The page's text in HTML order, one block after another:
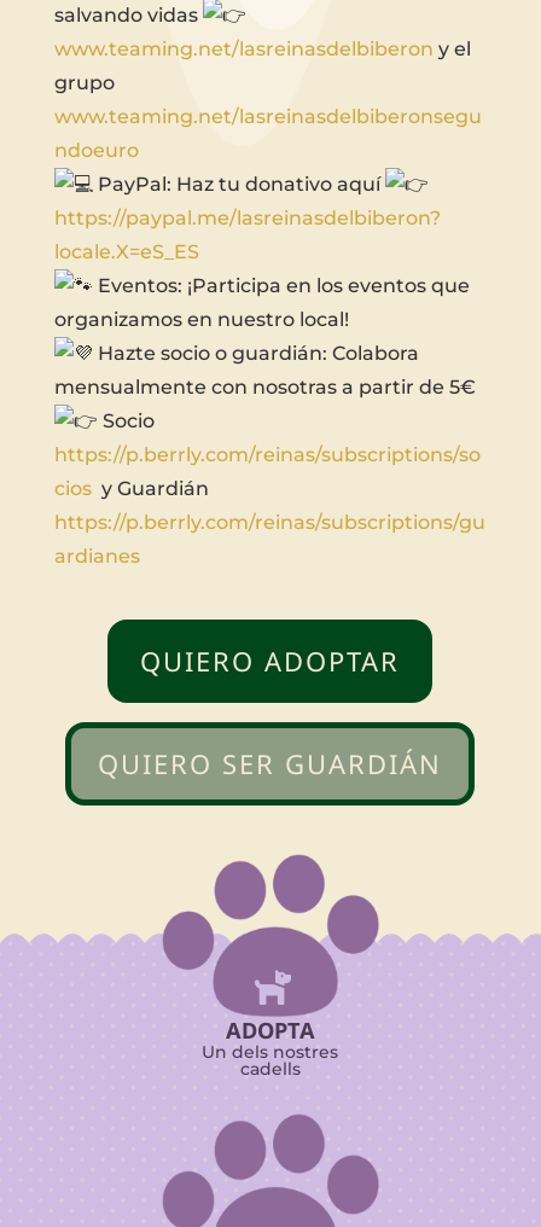
salvando vidas
www.teaming.net/lasreinasdelbiberon y el
grupo
www.teaming.net/lasreinasdelbiberonsegu
ndoeuro
PayPal: Haz tu donativo aquí
https://paypal.me/lasreinasdelbiberon?
locale.X=eS_ES
Eventos: ¡Participa en los eventos que
organizamos en nuestro local!
Hazte socio o guardián: Colabora
mensualmente con nosotras a partir de 5€
Socio
https://p.berrly.com/reinas/subscriptions/so
cios y Guardián
https://p.berrly.com/reinas/subscriptions/gu
ardianes
QUIERO ADOPTAR
QUIERO SER GUARDIÁN

ADOPTA
Un dels nostres
cadells